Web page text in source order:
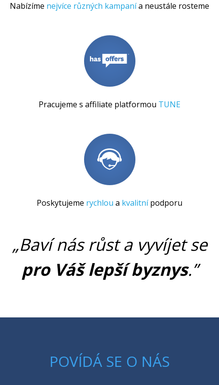
Nabízíme nejvíce různých kampanía neustále rosteme
Pracujeme s affiliate platformou TUNE
Poskytujeme rychlou a kvalitnípodporu
„Baví nás růst a vyvíjet se
pro Váš lepší byznys.”
POVÍDÁ SE O NÁS